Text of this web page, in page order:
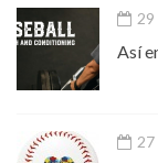
Así